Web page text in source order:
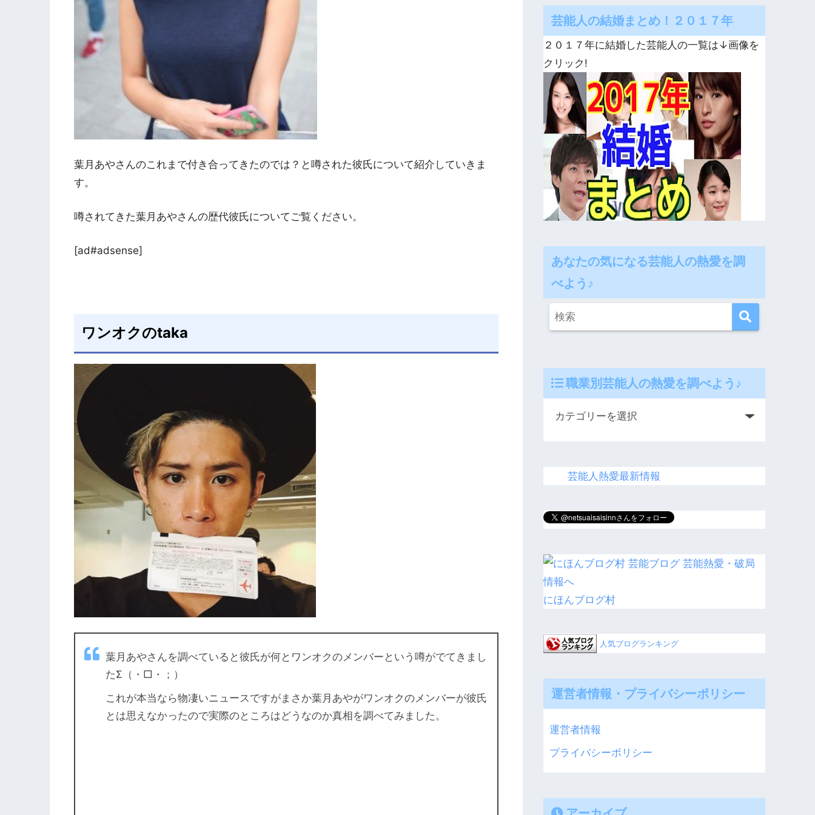
葉月あやさんのこれまで付き合ってきたのでは？と噂された彼氏について紹介していきま
す。
噂されてきた葉月あやさんの歴代彼氏についてご覧ください。
[ad#adsense]
ワンオクのtaka
葉月あやさんを調べていると彼氏が何とワンオクのメンバーという噂がでてきまし
たΣ（・□・；）
これが本当なら物凄いニュースですがまさか葉月あやがワンオクのメンバーが彼氏
とは思えなかったので実際のところはどうなのか真相を調べてみました。
芸能人の結婚まとめ！２０１７年
２０１７年に結婚した芸能人の一覧は↓画像を
クリック!
あなたの気になる芸能人の熱愛を調
べよう♪
職業別芸能人の熱愛を調べよう♪
芸能人熱愛最新情報
にほんブログ村
人気ブログランキング
運営者情報・プライバシーポリシー
運営者情報
プライバシーポリシー